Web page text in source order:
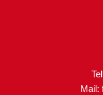
Mail: